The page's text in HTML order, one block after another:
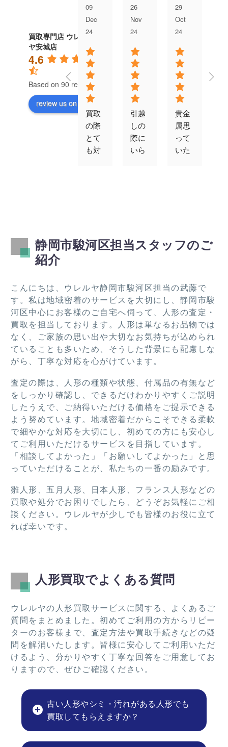
買取専門店 ウレル
ヤ安城店
4.6
Based on 90 reviews
review us on
09
Dec
24
買取
の際
とて
も対
ばお
いで
す！
26
Nov
24
引越
しの
際に
いら
テレ
を引
き取
って
いた
だき
あり
がと
ざい
ま
す。
29
Oct
24
貴金
属思
って
いた
さり
この
度は
あり
がと
うご
ざい
静岡市駿河区担当スタッフのご
紹介
こんにちは、ウレルヤ静岡市駿河区担当の武藤で
す。私は地域密着のサービスを大切にし、静岡市駿
河区中心にお客様のご自宅へ伺って、人形の査定・
買取を担当しております。人形は単なるお品物では
なく、ご家族の思い出や大切なお気持ちが込められ
ていることも多いため、そうした背景にも配慮しな
がら、丁寧な対応を心がけています。
査定の際は、人形の種類や状態、付属品の有無など
をしっかり確認し、できるだけわかりやすくご説明
したうえで、ご納得いただける価格をご提示できる
よう努めています。地域密着だからこそできる柔軟
で細やかな対応を大切にし、初めての方にも安心し
てご利用いただけるサービスを目指しています。
「相談してよかった」「お願いしてよかった」と思
っていただけることが、私たちの一番の励みです。
雛人形、五月人形、日本人形、フランス人形などの
買取や処分でお困りでしたら、どうぞお気軽にご相
談ください。ウレルヤが少しでも皆様のお役に立て
れば幸いです。
人形買取でよくある質問
ウレルヤの人形買取サービスに関する、よくあるご
質問をまとめました。初めてご利用の方からリピー
ターのお客様まで、査定方法や買取手続きなどの疑
問を解消いたします。皆様に安心してご利用いただ
けるよう、分かりやすく丁寧な回答をご用意してお
りますので、ぜひご確認ください。
古い人形やシミ・汚れがある人形でも
買取してもらえますか？